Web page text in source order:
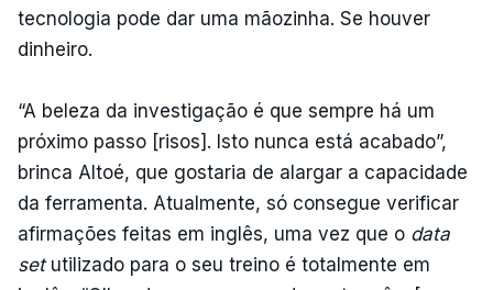
tecnologia pode dar uma mãozinha. Se houver
dinheiro.
“A beleza da investigação é que sempre há um
próximo passo [risos]. Isto nunca está acabado”,
brinca Altoé, que gostaria de alargar a capacidade
da ferramenta. Atualmente, só consegue verificar
afirmações feitas em inglês, uma vez que o data
setutilizado para o seu treino é totalmente em